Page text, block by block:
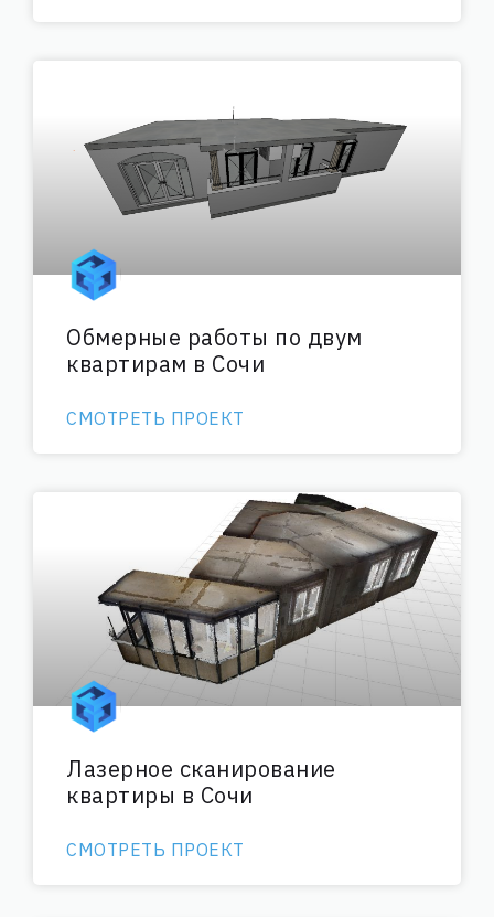
Обмерные работы по двум
квартирам в Сочи
СМОТРЕТЬ ПРОЕКТ
Лазерное сканирование
квартиры в Сочи
СМОТРЕТЬ ПРОЕКТ